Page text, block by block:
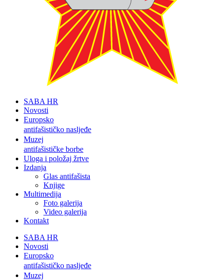
SABA HR
Novosti
Europsko
antifašističko nasljeđe
Muzej
antifašističke borbe
Uloga i položaj žrtve
Izdanja
Glas antifašista
Knjige
Multimedija
Foto galerija
Video galerija
Kontakt
SABA HR
Novosti
Europsko
antifašističko nasljeđe
Muzej